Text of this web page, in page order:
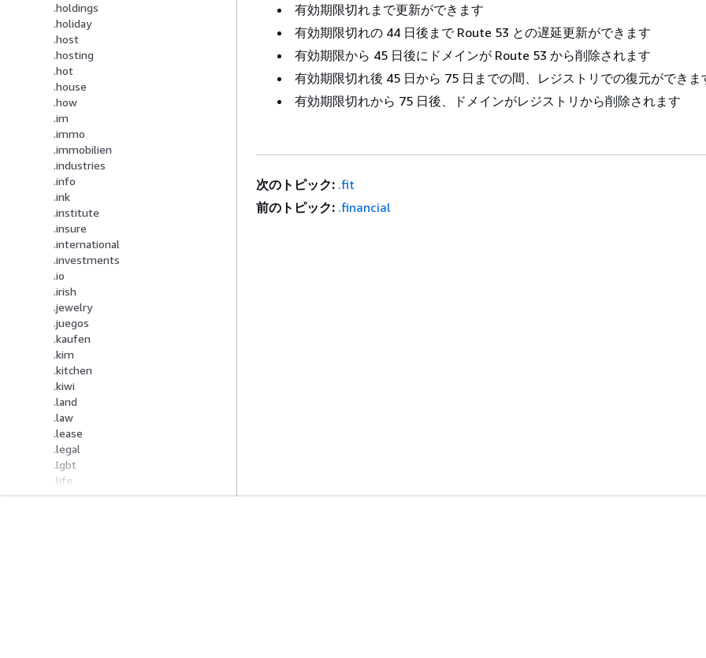
.holdings
.holiday
.host
.hosting
.hot
.house
.how
.im
.immo
.immobilien
.industries
.info
.ink
.institute
.insure
.international
.investments
.io
.irish
.jewelry
.juegos
.kaufen
.kim
.kitchen
.kiwi
.land
.law
.lease
.legal
.lgbt
.life
.lifestyle
有効期限切れまで更新ができます
有効期限切れの 44 日後まで Route 53 との遅延更新ができます
有効期限から 45 日後にドメインが Route 53 から削除されます
有効期限切れ後 45 日から 75 日までの間、レジストリでの復元ができま
有効期限切れから 75 日後、ドメインがレジストリから削除されます
次のトピック: .fit
前のトピック: .financial